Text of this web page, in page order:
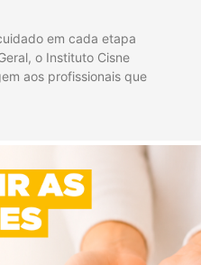
em cada etapa
o Instituto Cisne
aos profissionais que